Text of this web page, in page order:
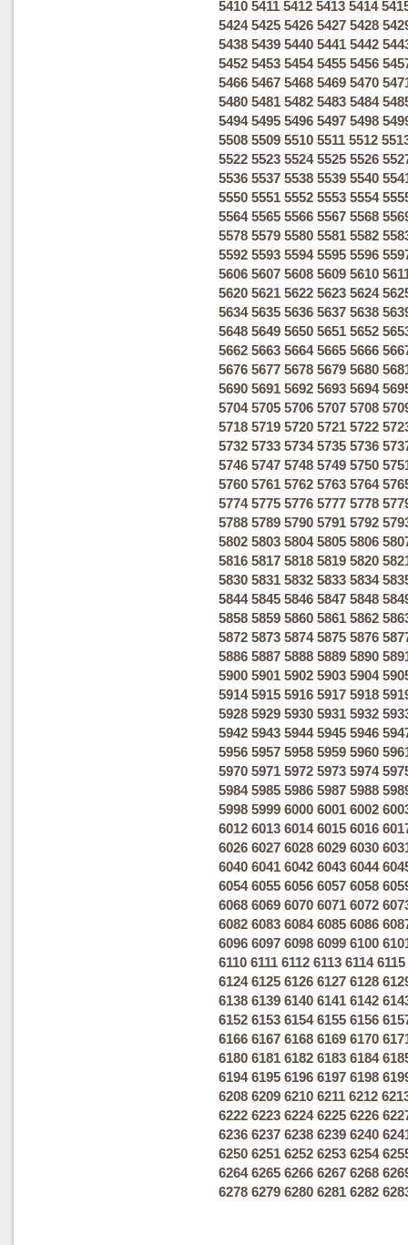
5410 5411 5412 5413 5414
5424 5425 5426 5427 5428
5438 5439 5440 5441 5442
5452 5453 5454 5455 5456
5466 5467 5468 5469 5470
5480 5481 5482 5483 5484
5494 5495 5496 5497 5498
5508 5509 5510 5511 5512
5522 5523 5524 5525 5526
5536 5537 5538 5539 5540
5550 5551 5552 5553 5554
5564 5565 5566 5567 5568
5578 5579 5580 5581 5582
5592 5593 5594 5595 5596
5606 5607 5608 5609 5610
5620 5621 5622 5623 5624
5634 5635 5636 5637 5638
5648 5649 5650 5651 5652
5662 5663 5664 5665 5666
5676 5677 5678 5679 5680
5690 5691 5692 5693 5694
5704 5705 5706 5707 5708
5718 5719 5720 5721 5722
5732 5733 5734 5735 5736
5746 5747 5748 5749 5750
5760 5761 5762 5763 5764
5774 5775 5776 5777 5778
5788 5789 5790 5791 5792
5802 5803 5804 5805 5806
5816 5817 5818 5819 5820
5830 5831 5832 5833 5834
5844 5845 5846 5847 5848
5858 5859 5860 5861 5862
5872 5873 5874 5875 5876
5886 5887 5888 5889 5890
5900 5901 5902 5903 5904
5914 5915 5916 5917 5918
5928 5929 5930 5931 5932
5942 5943 5944 5945 5946
5956 5957 5958 5959 5960
5970 5971 5972 5973 5974
5984 5985 5986 5987 5988
5998 5999 6000 6001 6002
6012 6013 6014 6015 6016
6026 6027 6028 6029 6030
6040 6041 6042 6043 6044
6054 6055 6056 6057 6058
6068 6069 6070 6071 6072
6082 6083 6084 6085 6086
6096 6097 6098 6099 6100
6110 6111 6112 6113 6114 6115
6124 6125 6126 6127 6128
6138 6139 6140 6141 6142
6152 6153 6154 6155 6156
6166 6167 6168 6169 6170
6180 6181 6182 6183 6184
6194 6195 6196 6197 6198
6208 6209 6210 6211 6212
6222 6223 6224 6225 6226
6236 6237 6238 6239 6240
6250 6251 6252 6253 6254
6264 6265 6266 6267 6268
6278 6279 6280 6281 6282